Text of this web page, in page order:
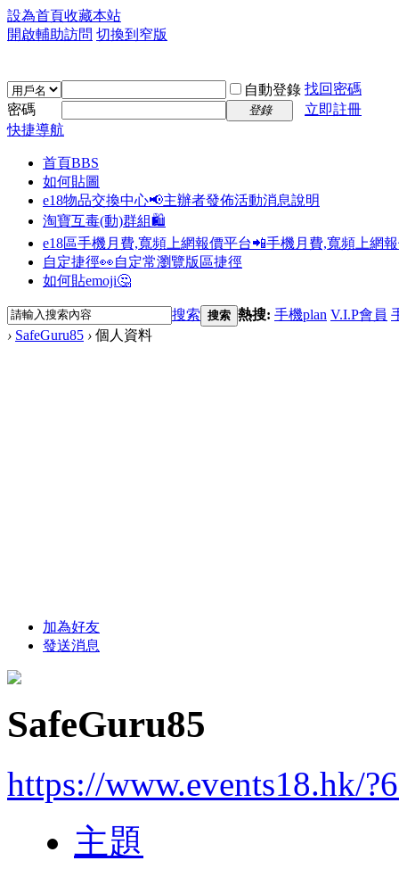
設為首頁收藏本站
開啟輔助訪問 切換到窄版
自動登錄 找回密碼
密碼
登錄
立即註冊
快捷導航
首頁BBS
如何貼圖
e18物品交換中心📢主辦者發佈活動消息說明
淘寶互毒(動)群組🛍️
e18區手機月費,寬頻上網報價平台📲手機月費,寬頻上網
自定捷徑👀自定常瀏覽版區捷徑
如何貼emoji🤔
搜索 搜索 熱搜: 手機plan V.I.P會員
› SafeGuru85 › 個人資料
加為好友
發送消息
SafeGuru85
https://www.events18.hk/
主題